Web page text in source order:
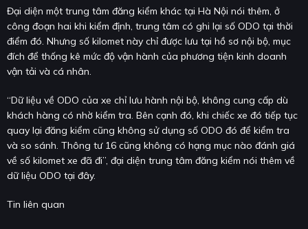
Đại diện một trung tâm đăng kiểm khác tại Hà Nội nói thêm, ở
công đoạn hai khi kiểm định, trung tâm có ghi lại số ODO tại thời
điểm đó. Nhưng số kilomet này chỉ được lưu tại hồ sơ nội bộ, mục
đích để thống kê mức độ vận hành của phương tiện kinh doanh
vận tải và cá nhân.
“Dữ liệu về ODO của xe chỉ lưu hành nội bộ, không cung cấp dù
khách hàng có nhờ kiểm tra. Bên cạnh đó, khi chiếc xe đó tiếp tục
quay lại đăng kiểm cũng không sử dụng số ODO đó để kiểm tra
và so sánh. Thông tư 16 cũng không có hạng mục nào đánh giá
về số kilomet xe đã đi”, đại diện trung tâm đăng kiểm nói thêm về
dữ liệu ODO tại đây.
Tin liên quan